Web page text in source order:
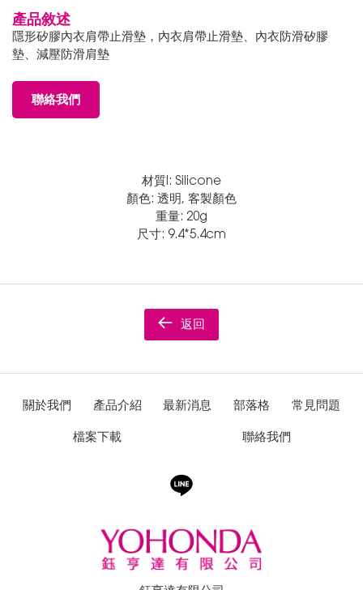
產品敘述
隱形矽膠內衣肩帶止滑墊，內衣肩帶止滑墊、內衣防滑矽膠
墊、減壓防滑肩墊
聯絡我們
材質l: Silicone
顏色: 透明, 客製顏色
重量: 20g
尺寸: 9.4*5.4cm
返回
關於我們 產品介紹 最新消息 部落格 常見問題
檔案下載 聯絡我們